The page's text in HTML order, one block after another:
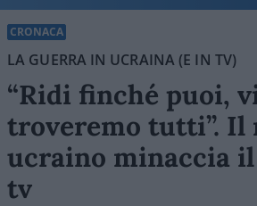
CRONACA
LA GUERRA IN UCRAINA (E IN TV)
“Ridi finché puoi,
troveremo tutti”. Il
ucraino minaccia
tv